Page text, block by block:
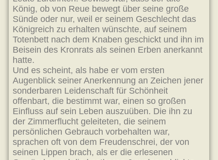
König, ob von Reue bewegt über seine große
Sünde oder nur, weil er seinem Geschlecht das
Königreich zu erhalten wünschte, auf seinem
Totenbett nach dem Knaben geschickt und ihn im
Beisein des Kronrats als seinen Erben anerkannt
hatte.
Und es scheint, als habe er vom ersten
Augenblick seiner Anerkennung an Zeichen jener
sonderbaren Leidenschaft für Schönheit
offenbart, die bestimmt war, einen so großen
Einfluss auf sein Leben auszuüben. Die ihn zu
der Zimmerflucht geleiteten, die seinem
persönlichen Gebrauch vorbehalten war,
sprachen oft von dem Freudenschrei, der von
seinen Lippen brach, als er die erlesenen